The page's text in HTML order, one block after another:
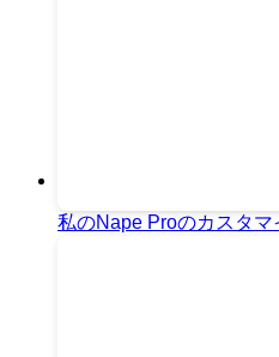
私のNape Proのカスタマ